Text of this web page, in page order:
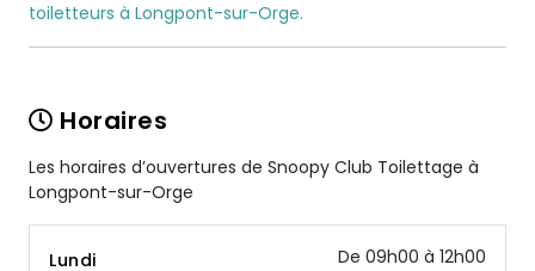
toiletteurs à Longpont-sur-Orge.
Horaires
Les horaires d’ouvertures de Snoopy Club Toilettage à
Longpont-sur-Orge
Lundi
De 09h00 à 12h00